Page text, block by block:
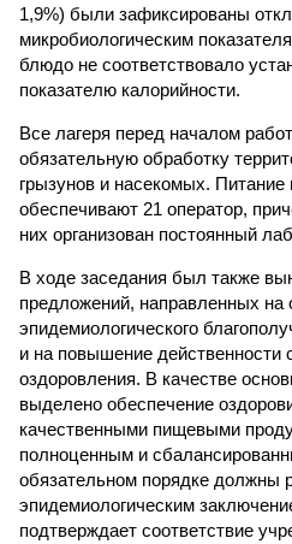
1,9%) были зафиксированы
микробиологическим
блюдо не соответствовало
показателю калорийности.
Все лагеря перед началом
обязательную обработку
грызунов и насекомых. Питание
обеспечивают 21 оператор,
них организован постоянный
В ходе заседания был также
предложений, направленных на
эпидемиологического
и на повышение действенности
оздоровления. В качестве
выделено обеспечение
качественными пищевыми
полноценным и
обязательном порядке должны
эпидемиологическим
подтверждает соответствие